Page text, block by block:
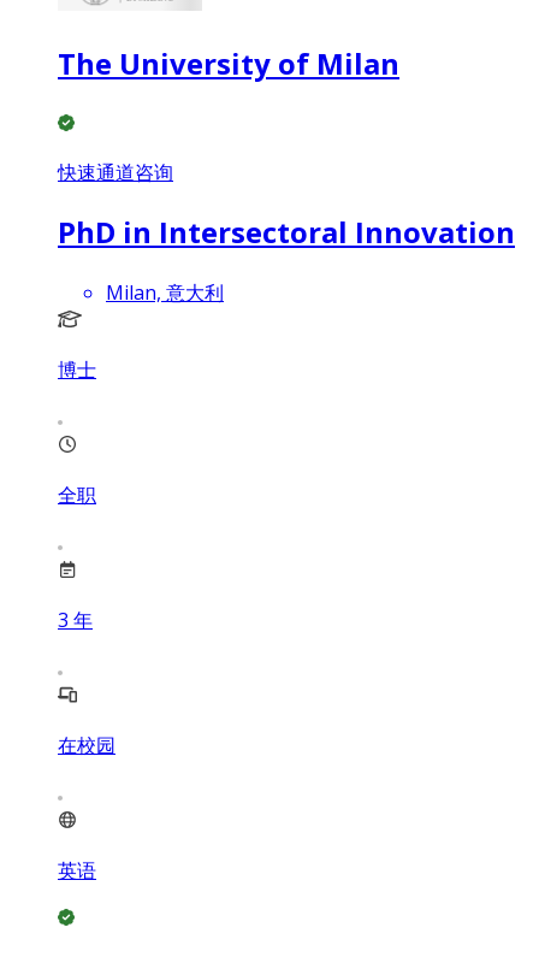
The University of Milan
快速通道咨询
PhD in Intersectoral Innovation
Milan, 意大利
博士
全职
3 年
在校园
英语